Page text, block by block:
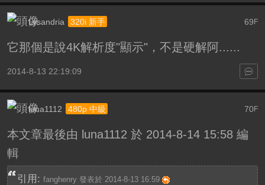
69F
Lysandria 320i 新手
它那個是說4K解析度"顯示"，不是硬解阿......
2014-8-13 22:19:09
70F
luna1112 480p 中級
本文章最後由 luna1112 於 2014-8-14 15:58 編
輯
引用: fanghenry 發表於 2014-8-13 16:59